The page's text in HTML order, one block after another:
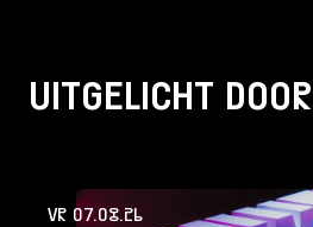
UITGELICHT
VR 07.08.26